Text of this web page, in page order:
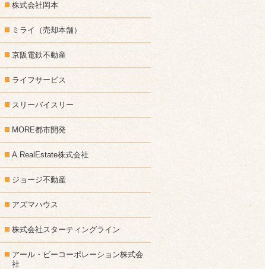
株式会社岡本
ミライ（売却本舗）
京阪電鉄不動産
ライフサービス
スリーバイスリー
MORE都市開発
A.RealEstate株式会社
ジョージ不動産
アズマハウス
株式会社スターティングライン
アール・ビーコーポレーション株式会
社